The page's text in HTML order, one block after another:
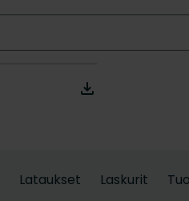
Lataukset Laskurit